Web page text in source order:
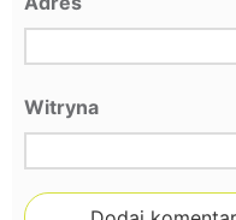
Witryna